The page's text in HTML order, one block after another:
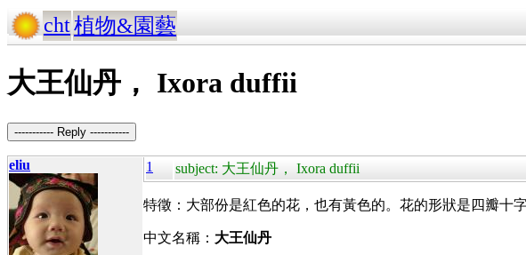
cht植物&園藝
大王仙丹， Ixora duffii
----------- Reply -----------
eliu 1 subject: 大王仙丹， Ixora duffii
特徵：大部份是紅色的花，也有黃色的。花的形狀是四瓣十字
中文名稱： 大王仙丹